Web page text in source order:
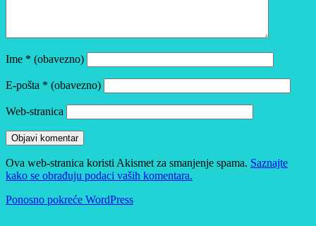
Ime * (obavezno)
E-pošta * (obavezno)
Web-stranica
Ova web-stranica koristi Akismet za smanjenje spama. Saznajte
kako se obrađuju podaci vaših komentara.
Ponosno pokreće WordPress